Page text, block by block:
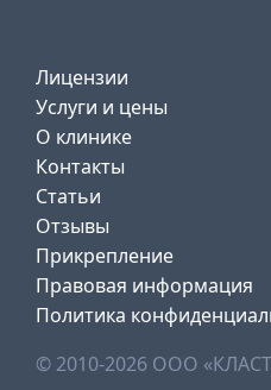
Лицензии
Услуги и цены
О клинике
Контакты
Статьи
Отзывы
Прикрепление
Правовая информация
Политика
© 2010-2026 ООО